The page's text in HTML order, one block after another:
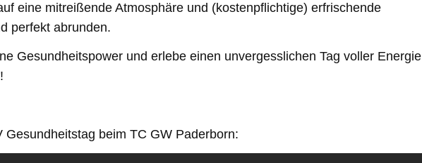
eine mitreißende Atmosphäre und (kostenpflichtige) erfrischende
perfekt abrunden.
Gesundheitspower und erlebe einen unvergesslichen Tag voller Energie
Gesundheitstag beim TC GW Paderborn: